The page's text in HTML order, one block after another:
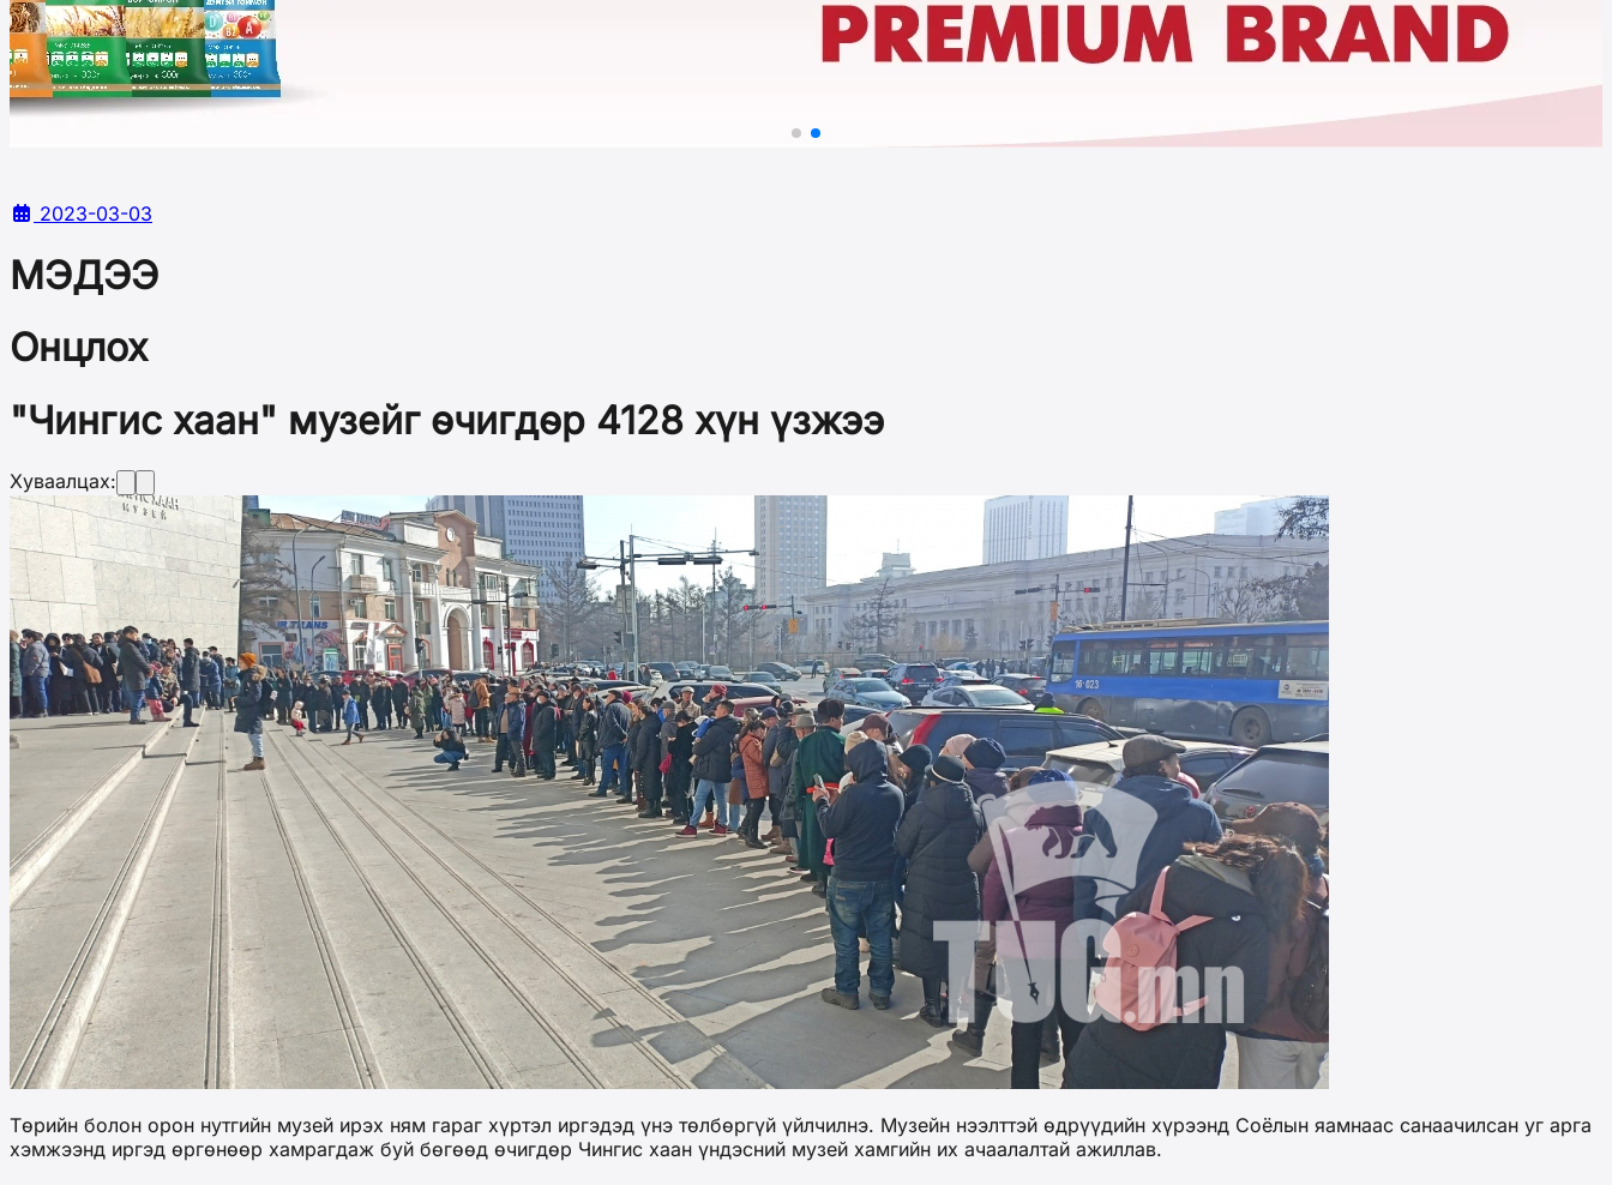
2023-03-03
МЭДЭЭ
Онцлох
"Чингис хаан" музейг өчигдөр 4128 хүн үзжээ
Хуваалцах:
Төрийн болон орон нутгийн музей ирэх ням гараг хүртэл иргэдэд үнэ төлбөргүй үйлчилнэ. Музейн нээлттэй өдрүүдийн хүрээнд Соёлын яамнаас санаачилсан уг арга
хэмжээнд иргэд өргөнөөр хамрагдаж буй бөгөөд өчигдөр Чингис хаан үндэсний музей хамгийн их ачаалалтай ажиллав.